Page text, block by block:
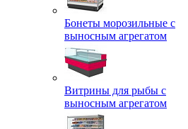
Бонеты морозильные с
выносным агрегатом
Витрины для рыбы с
выносным агрегатом